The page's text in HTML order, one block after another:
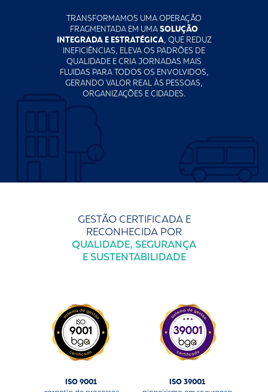
TRANSFORMAMOS UMA OPERAÇÃO
FRAGMENTADA EM UMA SOLUÇÃO
INTEGRADA E ESTRATÉGICA, QUE REDUZ
INEFICIÊNCIAS, ELEVA OS PADRÕES DE
QUALIDADE E CRIA JORNADAS MAIS
FLUIDAS PARA TODOS OS ENVOLVIDOS,
GERANDO VALOR REAL ÀS PESSOAS,
ORGANIZAÇÕES E CIDADES.
GESTÃO CERTIFICADA E
RECONHECIDA POR
QUALIDADE, SEGURANÇA
E SUSTENTABILIDADE
ISO 9001
ISO 39001